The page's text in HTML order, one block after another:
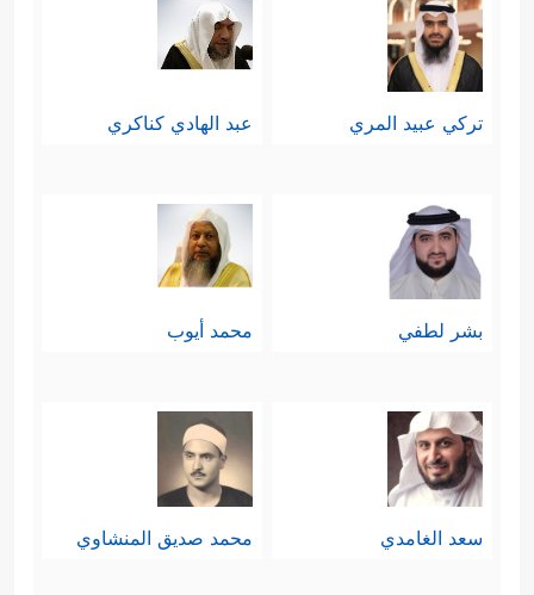
تركي عبيد المري عبد الهادي كناكري
بشر لطفي محمد أيوب
سعد الغامدي محمد صديق المنشاوي